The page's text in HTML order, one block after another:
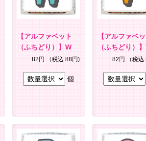
【アルファベット
（ふちどり）】W
82円 （税込 88円)
個
【アルファベ
（ふちどり）
82円 （税